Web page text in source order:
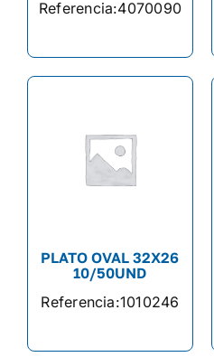
Referencia:4070090
PLATO OVAL 32X26
10/50UND
Referencia:1010246